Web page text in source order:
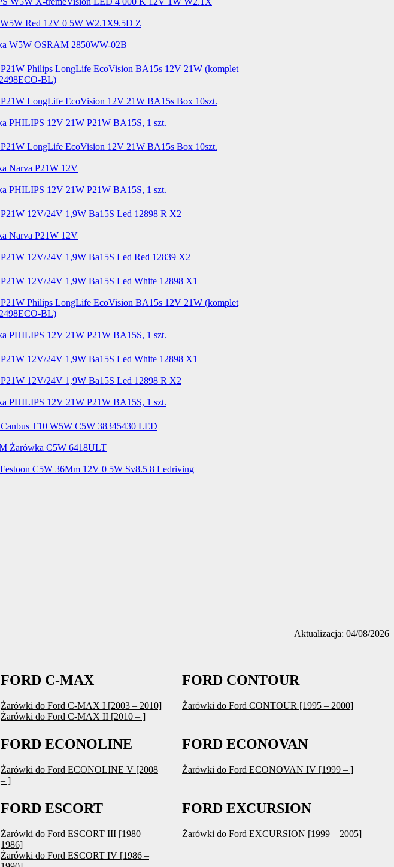
Aktualizacja: 04/08/2026
FORD C-MAX
Żarówki do Ford C-MAX I [2003 – 2010]
Żarówki do Ford C-MAX II [2010 – ]
FORD CONTOUR
Żarówki do Ford CONTOUR [1995 – 2000]
FORD ECONOLINE
Żarówki do Ford ECONOLINE V [2008
– ]
FORD ECONOVAN
Żarówki do Ford ECONOVAN IV [1999 – ]
FORD ESCORT
Żarówki do Ford ESCORT III [1980 –
1986]
Żarówki do Ford ESCORT IV [1986 –
FORD EXCURSION
Żarówki do Ford EXCURSION [1999 – 2005]